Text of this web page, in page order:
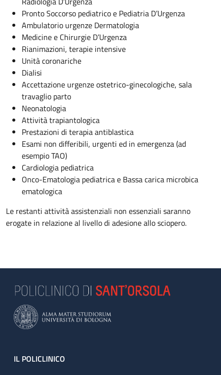
Pronto Soccorso pediatrico e Pediatria D’Urgenza
Ambulatorio urgenze Dermatologia
Medicine e Chirurgie D’Urgenza
Rianimazioni, terapie intensive
Unità coronariche
Dialisi
Accettazione urgenze ostetrico-ginecologiche, sala
travaglio parto
Neonatologia
Attività trapiantologica
Prestazioni di terapia antiblastica
Esami non differibili, urgenti ed in emergenza (ad
esempio TAO)
Cardiologia pediatrica
Onco-Ematologia pediatrica e Bassa carica microbica
ematologica
Le restanti attività assistenziali non essenziali saranno
erogate in relazione al livello di adesione allo sciopero.
Footer
IL POLICLINICO